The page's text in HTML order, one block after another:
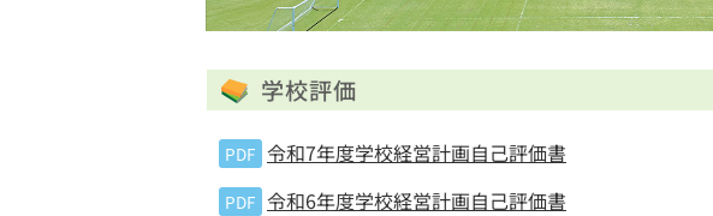
学校評価
PDF 令和7年度学校経営計画自己評価書
PDF 令和6年度学校経営計画自己評価書